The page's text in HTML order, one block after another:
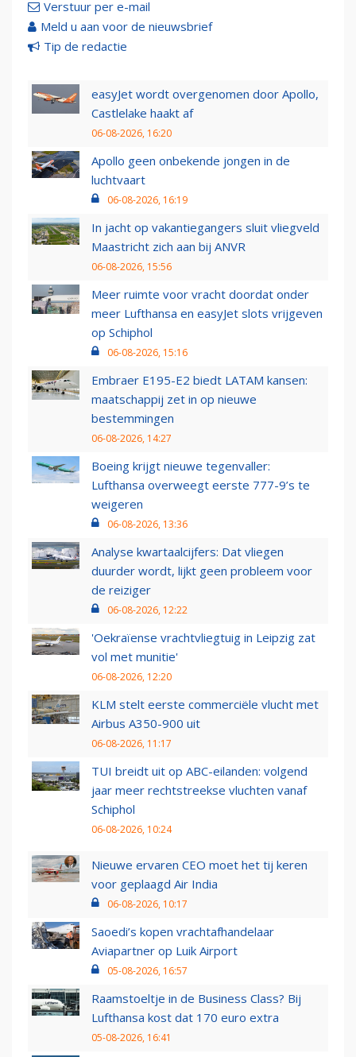
Verstuur per e-mail
Meld u aan voor de nieuwsbrief
Tip de redactie
easyJet wordt overgenomen door Apollo,
Castlelake haakt af
06-08-2026, 16:20
Apollo geen onbekende jongen in de
luchtvaart
06-08-2026, 16:19
In jacht op vakantiegangers sluit vliegveld
Maastricht zich aan bij ANVR
06-08-2026, 15:56
Meer ruimte voor vracht doordat onder
meer Lufthansa en easyJet slots vrijgeven
op Schiphol
06-08-2026, 15:16
Embraer E195-E2 biedt LATAM kansen:
maatschappij zet in op nieuwe
bestemmingen
06-08-2026, 14:27
Boeing krijgt nieuwe tegenvaller:
Lufthansa overweegt eerste 777-9’s te
weigeren
06-08-2026, 13:36
Analyse kwartaalcijfers: Dat vliegen
duurder wordt, lijkt geen probleem voor
de reiziger
06-08-2026, 12:22
'Oekraïense vrachtvliegtuig in Leipzig zat
vol met munitie'
06-08-2026, 12:20
KLM stelt eerste commerciële vlucht met
Airbus A350-900 uit
06-08-2026, 11:17
TUI breidt uit op ABC-eilanden: volgend
jaar meer rechtstreekse vluchten vanaf
Schiphol
06-08-2026, 10:24
Nieuwe ervaren CEO moet het tij keren
voor geplaagd Air India
06-08-2026, 10:17
Saoedi’s kopen vrachtafhandelaar
Aviapartner op Luik Airport
05-08-2026, 16:57
Raamstoeltje in de Business Class? Bij
Lufthansa kost dat 170 euro extra
05-08-2026, 16:41